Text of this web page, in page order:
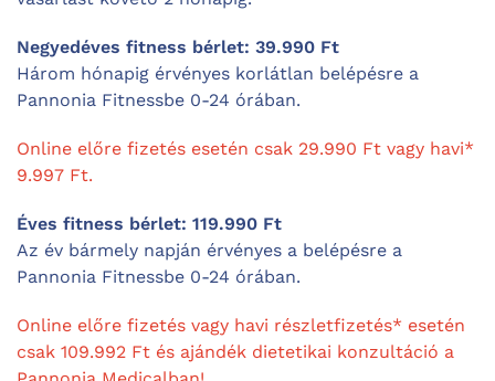
Negyedéves fitness bérlet: 39.990 Ft
Három hónapig érvényes korlátlan belépésre a
Pannonia Fitnessbe 0-24 órában.
Online előre fizetés esetén csak 29.990 Ft vagy havi*
9.997 Ft.
Éves fitness bérlet: 119.990 Ft
Az év bármely napján érvényes a belépésre a
Pannonia Fitnessbe 0-24 órában.
Online előre fizetés vagy havi részletfizetés* esetén
csak 109.992 Ft és ajándék dietetikai konzultáció a